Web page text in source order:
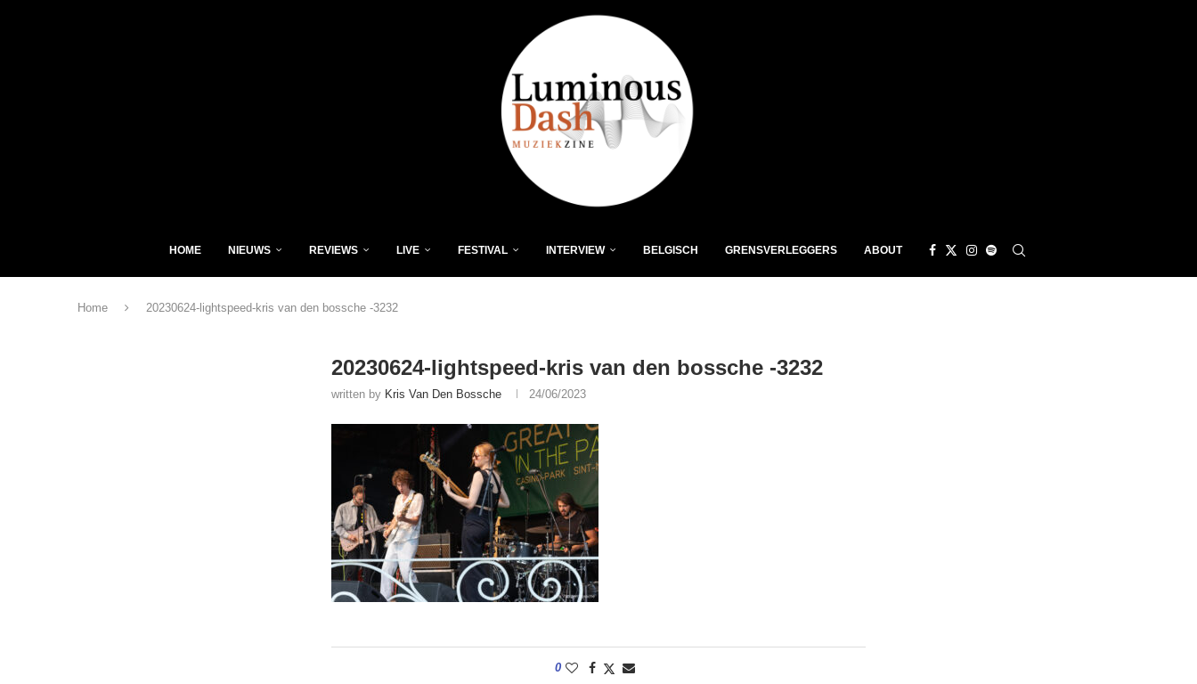
HOME NIEUWS REVIEWS LIVE FESTIVAL INTERVIEW BELGISCH GRENSVERLEGGERS ABOUT
Home 20230624-lightspeed-kris van den bossche -3232
20230624-lightspeed-kris van den bossche -3232
written by Kris Van Den Bossche 24/06/2023
0